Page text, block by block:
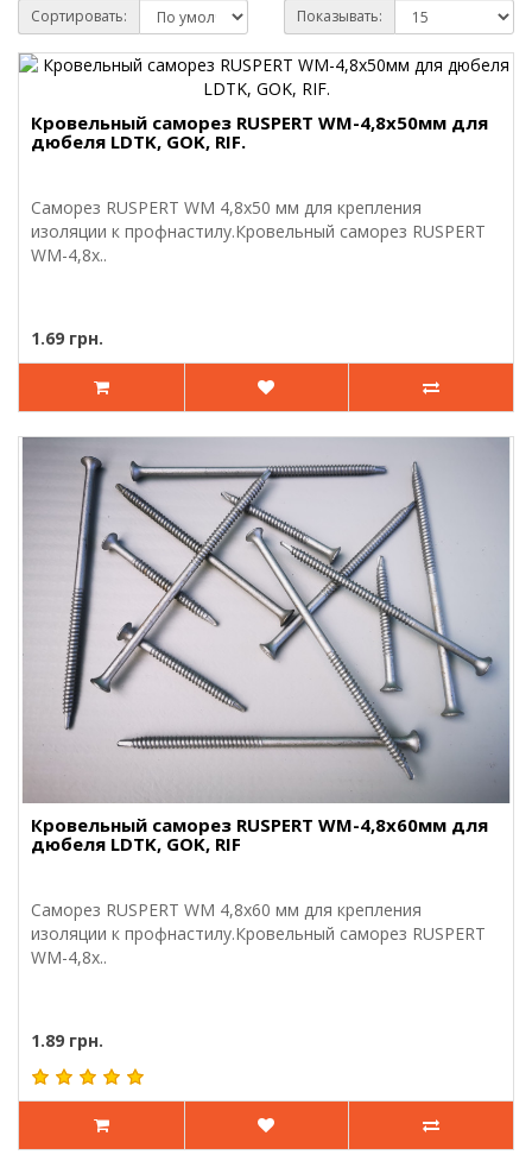
Сортировать: Показывать:
Кровельный саморез RUSPERT WM-4,8х50мм для
дюбеля LDTK, GOK, RIF.
Саморез RUSPERT WM 4,8х50 мм для крепления
изоляции к профнастилу.Кровельный саморез RUSPERT
WM-4,8х..
1.69 грн.
Кровельный саморез RUSPERT WM-4,8х60мм для
дюбеля LDTK, GOK, RIF
Саморез RUSPERT WM 4,8х60 мм для крепления
изоляции к профнастилу.Кровельный саморез RUSPERT
WM-4,8х..
1.89 грн.